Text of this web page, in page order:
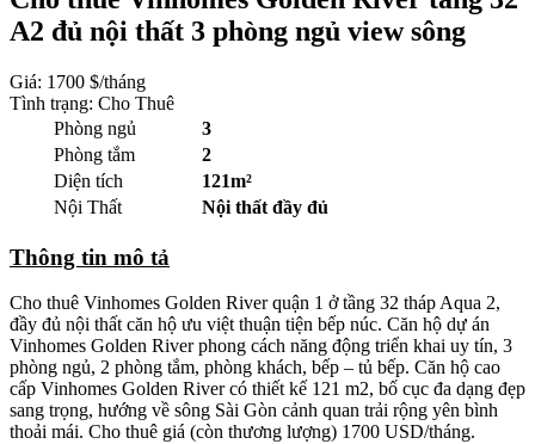
A2 đủ nội thất 3 phòng ngủ view sông
Giá: 1700 $/tháng
Tình trạng: Cho Thuê
Phòng ngủ
3
Phòng tắm
2
Diện tích
121m²
Nội Thất
Nội thất đầy đủ
Thông tin mô tả
Cho thuê Vinhomes Golden River quận 1 ở tầng 32 tháp Aqua 2,
đầy đủ nội thất căn hộ ưu việt thuận tiện bếp núc. Căn hộ dự án
Vinhomes Golden River phong cách năng động triển khai uy tín, 3
phòng ngủ, 2 phòng tắm, phòng khách, bếp – tủ bếp. Căn hộ cao
cấp Vinhomes Golden River có thiết kế 121 m2, bố cục đa dạng đẹp
sang trọng, hướng về sông Sài Gòn cảnh quan trải rộng yên bình
thoải mái. Cho thuê giá (còn thương lượng) 1700 USD/tháng.